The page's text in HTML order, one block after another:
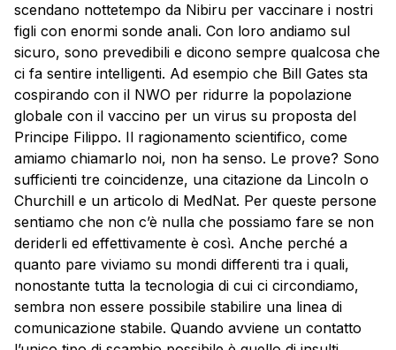
scendano nottetempo da Nibiru per vaccinare i nostri
figli con enormi sonde anali. Con loro andiamo sul
sicuro, sono prevedibili e dicono sempre qualcosa che
ci fa sentire intelligenti. Ad esempio che Bill Gates sta
cospirando con il NWO per ridurre la popolazione
globale con il vaccino per un virus su proposta del
Principe Filippo. Il ragionamento scientifico, come
amiamo chiamarlo noi, non ha senso. Le prove? Sono
sufficienti tre coincidenze, una citazione da Lincoln o
Churchill e un articolo di MedNat. Per queste persone
sentiamo che non c’è nulla che possiamo fare se non
deriderli ed effettivamente è così. Anche perché a
quanto pare viviamo su mondi differenti tra i quali,
nonostante tutta la tecnologia di cui ci circondiamo,
sembra non essere possibile stabilire una linea di
comunicazione stabile. Quando avviene un contatto